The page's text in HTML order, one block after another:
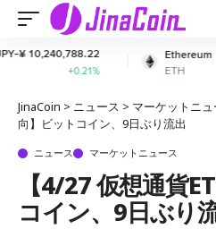
Ethereum
ETH
JPY-¥ 302,962.49
JinaCoin > ニュース > マーケットニュ
向】ビットコイン、9日ぶり流出
ニュース マーケットニュース
【4/27 仮想通貨
コイン、9日ぶり